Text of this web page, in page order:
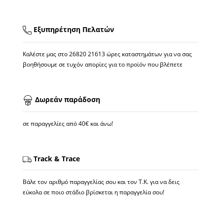
Εξυπηρέτηση Πελατών
Καλέστε μας στο26820 21613ώρες καταστημάτων για να σας
βοηθήσουμε σε τυχόν απορίες για το προϊόν που βλέπετε
Δωρεάν παράδοση
σε παραγγελίες από 40€ και άνω!
Track & Trace
Βάλε τον αριθμό παραγγελίας σου και τον Τ.Κ. για να δεις
εύκολα σε ποιο στάδιο βρίσκεται η παραγγελία σου!